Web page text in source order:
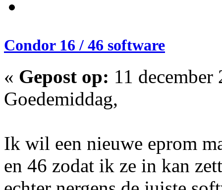
Condor 16 / 46 software
« Gepost op: 11
Goedemiddag,
Ik wil een nieuwe eprom
en 46 zodat ik ze in kan